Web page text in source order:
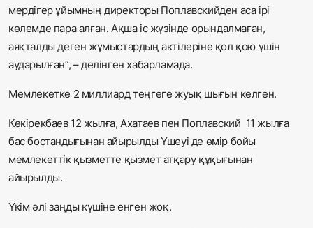
мердігер ұйымның директоры Поплавскийден аса ірі
көлемде пара алған. Ақша іс жүзінде орындалмаған,
аяқталды деген жұмыстардың актілеріне қол қою үшін
аударылған”, – делінген хабарламада.
Мемлекетке 2 миллиард теңгеге жуық шығын келген.
Көкірекбаев 12 жылға, Ахатаев пен Поплавский 11 жылға
бас бостандығынан айырылды Үшеуі де өмір бойы
мемлекеттік қызметте қызмет атқару құқығынан
айырылды.
Үкім әлі заңды күшіне енген жоқ.